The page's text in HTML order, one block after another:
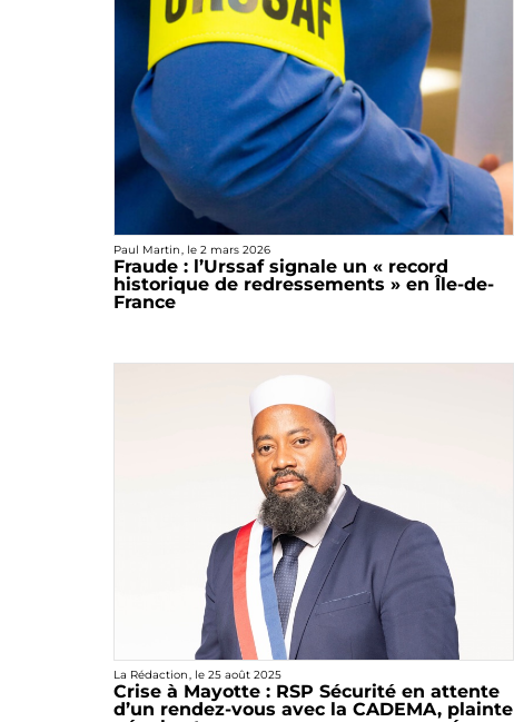
Paul Martin, le 2 mars 2026
Fraude : l’Urssaf signale un « record
historique de redressements » en Île-de-
France
La Rédaction, le 25 août 2025
Crise à Mayotte : RSP Sécurité en attente
d’un rendez-vous avec la CADEMA, plainte